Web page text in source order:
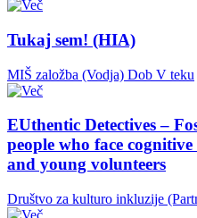
Tukaj sem! (HIA)
MIŠ založba (Vodja) Dob V teku
EUthentic Detectives –
people who face
and young volunteers
Društvo za kulturo inkluzije